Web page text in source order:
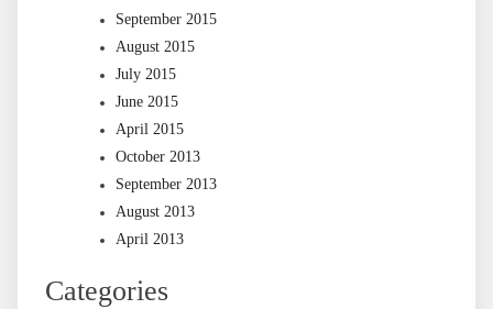
September 2015
August 2015
July 2015
June 2015
April 2015
October 2013
September 2013
August 2013
April 2013
Categories